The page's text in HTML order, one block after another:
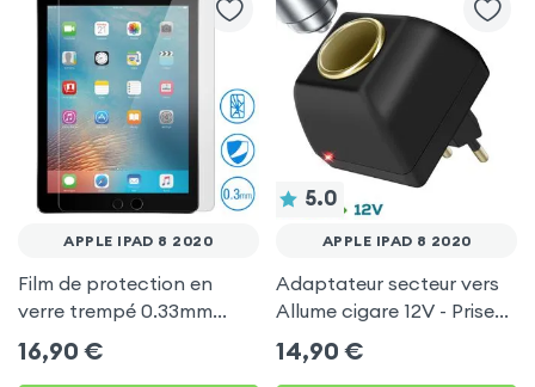
APPLE IPAD 8 2020
Film de protection en
verre trempé 0.33mm
Anti-Explosion pour
Apple iPad 8 2020
16,90 €
5.0
APPLE IPAD 8 2020
Adaptateur secteur vers
Allume cigare 12V - Prise
220V Noir
14,90 €